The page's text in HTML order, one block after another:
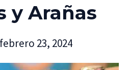
y Arañas
febrero 23, 2024